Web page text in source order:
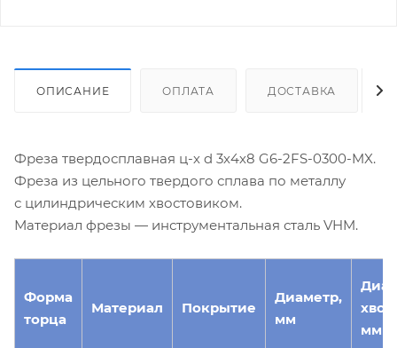
ОПИСАНИЕ ОПЛАТА ДОСТАВКА
Фреза твердосплавная ц-х d 3х4х8 G6-2FS-0300-MX.
Фреза из цельного твердого сплава по металлу
с цилиндрическим хвостовиком.
Материал фрезы — инструментальная сталь VHM.
Форма
торца
Материал Покрытие
Диаметр,
мм
мм